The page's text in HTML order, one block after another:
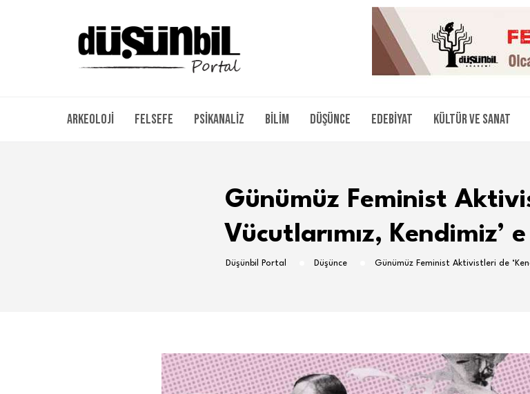
Arkeoloji Felsefe Psikanaliz Bilim Düşünce Edebiyat Kültür ve Sanat
Günümüz Feminist
Vücutlarımız, Kendimiz’
Düşünbil Portal Düşünce Günümüz Feminist Aktivistleri de